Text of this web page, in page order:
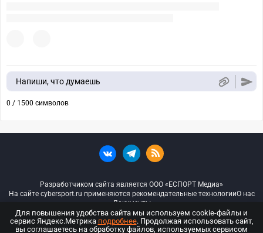
Напиши, что думаешь
0 / 1500 символов
Разработчиком сайта является ООО «ЕСПОРТ Медиа»
На сайте cybersport.ru применяются рекомендательные технологииО нас
Документы
© ООО «Киберспорт.ру» — Все права защищены
Для повышения удобства сайта мы используем cookie-файлы и
сервис Яндекс.Метрика подробнее. Продолжая использовать сайт,
вы соглашаетесь на обработку файлов, используемых сервисом